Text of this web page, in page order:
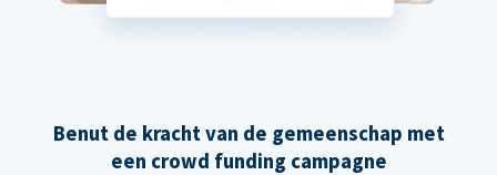
Benut de kracht van de gemeenschap met
een crowd funding campagne